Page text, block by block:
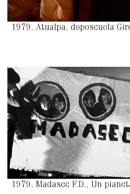
1979, Atualpa, doposcuola
1979, Madasec F.D., Un